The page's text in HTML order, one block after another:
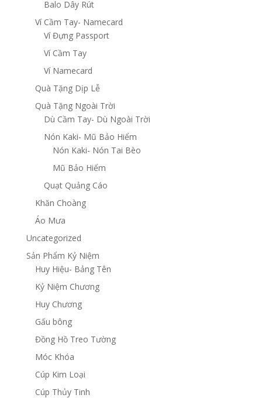
Balo Dây Rút
Ví Cầm Tay- Namecard
Ví Đựng Passport
Ví Cầm Tay
Ví Namecard
Quà Tặng Dịp Lễ
Quà Tặng Ngoài Trời
Dù Cầm Tay- Dù Ngoài Trời
Nón Kaki- Mũ Bảo Hiểm
Nón Kaki- Nón Tai Bèo
Mũ Bảo Hiểm
Quạt Quảng Cáo
Khăn Choàng
Áo Mưa
Uncategorized
Sản Phẩm Kỷ Niệm
Huy Hiệu- Bảng Tên
Kỷ Niệm Chương
Huy Chương
Gấu bông
Đồng Hồ Treo Tường
Móc Khóa
Cúp Kim Loại
Cúp Thủy Tinh